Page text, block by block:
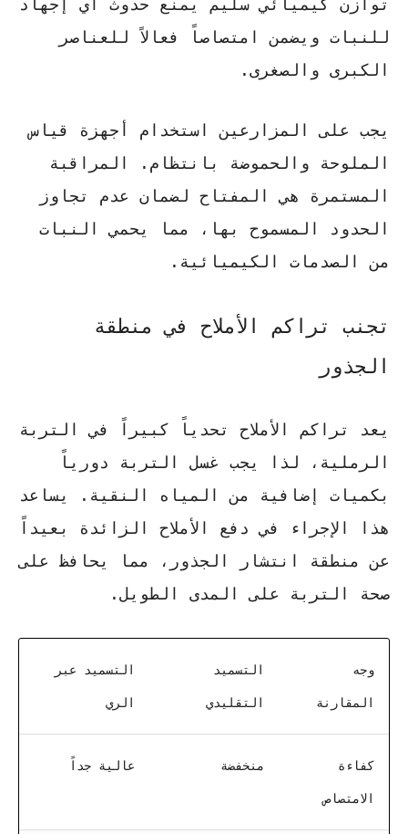
توازن كيميائي سليم يمنع حدوث أي إجهاد
للنبات ويضمن امتصاصاً فعالاً للعناصر
الكبرى والصغرى.
يجب على المزارعين استخدام أجهزة قياس
الملوحة والحموضة بانتظام.
المراقبة
المستمرة هي المفتاح لضمان عدم تجاوز
الحدود المسموح بها، مما يحمي النبات
من الصدمات الكيميائية.
تجنب تراكم الأملاح في منطقة
الجذور
يعد تراكم الأملاح تحدياً كبيراً في التربة
الرملية، لذا يجب غسل التربة دورياً
بكميات إضافية من المياه النقية. يساعد
هذا الإجراء في دفع الأملاح الزائدة بعيداً
عن منطقة انتشار الجذور، مما يحافظ على
صحة التربة على المدى الطويل.
وجه
المقارنة
التسميد
التقليدي
التسميد عبر
الري
كفاءة
الامتصاص
منخفضة عالية جداً